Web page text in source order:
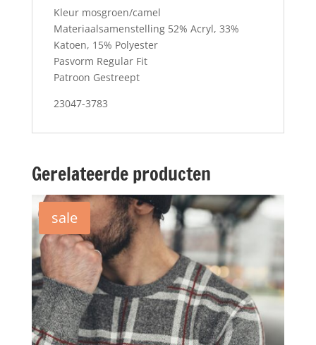
Kleur mosgroen/camel
Materiaalsamenstelling 52% Acryl, 33%
Katoen, 15% Polyester
Pasvorm Regular Fit
Patroon Gestreept
23047-3783
Gerelateerde producten
sale